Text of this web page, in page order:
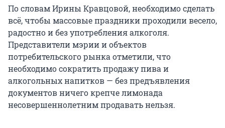
По словам Ирины Кравцовой, необходимо сделать
всё, чтобы массовые праздники проходили весело,
радостно и без употребления алкоголя.
Представители мэрии и объектов
потребительского рынка отметили, что
необходимо сократить продажу пива и
алкогольных напитков — без предъявления
документов ничего крепче лимонада
несовершеннолетним продавать нельзя.